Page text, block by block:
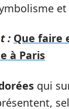
: Que faire
à Paris
qui